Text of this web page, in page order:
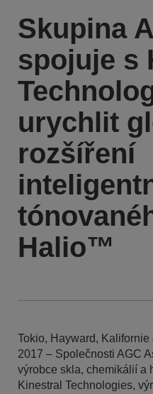
Skupina
spojuje s
urychlit
rozšíření
Halio™
Tokio, Hayward,
2017 – Společnosti AGC
výrobce skla, chemikálií a
Kinestral Technologies,